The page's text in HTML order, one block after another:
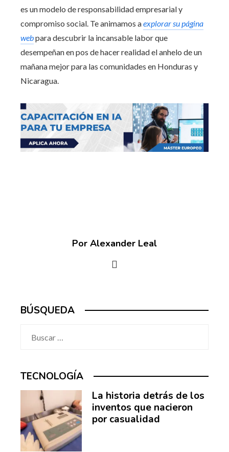
es un modelo de responsabilidad empresarial y
compromiso social. Te animamos aexplorar su página
webpara descubrir la incansable labor que
desempeñan en pos de hacer realidad el anhelo de un
mañana mejor para las comunidades en Honduras y
Nicaragua.
Por Alexander Leal
BÚSQUEDA
TECNOLOGÍA
La historia detrás de los
inventos que nacieron
por casualidad